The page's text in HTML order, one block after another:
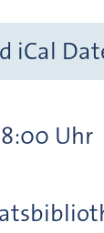
iCal
Uhr